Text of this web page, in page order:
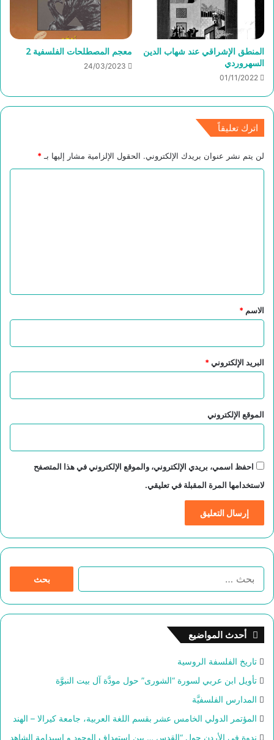
المنطق الإشراقي عند شهاب الدين
السهروردي
01/11/2022
معجم المصطلحات الفلسفية 2
24/03/2023
اترك تعليقاً
لن يتم نشر عنوان بريدك الإلكتروني. الحقول الإلزامية مشار إليها بـ *
*
الاسم *
البريد الإلكتروني*
الموقع الإلكتروني
احفظ اسمي، بريدي الإلكتروني، والموقع الإلكتروني في هذا المتصفح
لاستخدامها المرة المقبلة في تعليقي.
أحدث المواضيع
تاريخ الفلسفة الروسية
تأويل ابن عربي لسورة “الشورى” حول مودَّة آل بيت النبوَّة
المدارس الفلسفيَّة
المؤتمر الدولي الخامس عشر بقسم اللغة العربية، جامعة كيرالا – الهند
ندوة في الأردن حول “القدس … بين استهداف الوجود و اسيدامة الشاهد